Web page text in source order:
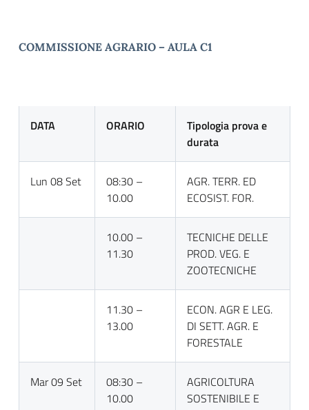
COMMISSIONE AGRARIO – AULA C1
DATA ORARIO
Tipologia prova e
durata
Lun 08 Set
08:30 –
10.00
AGR. TERR. ED
ECOSIST. FOR.
10.00 –
11.30
TECNICHE DELLE
PROD. VEG. E
ZOOTECNICHE
11.30 –
13.00
ECON. AGR E LEG.
DI SETT. AGR. E
FORESTALE
Mar 09 Set
08:30 –
10.00
AGRICOLTURA
SOSTENIBILE E